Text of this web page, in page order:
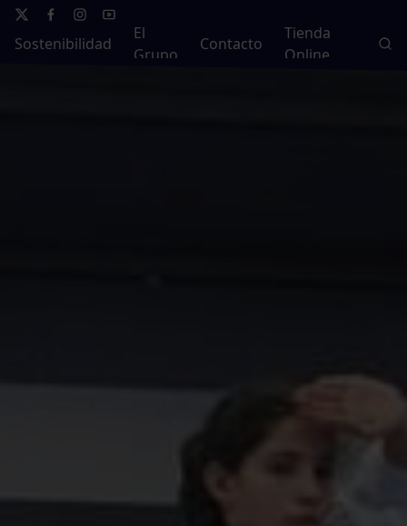
Sostenibilidad
El
Grupo
Contacto
Tienda
Online